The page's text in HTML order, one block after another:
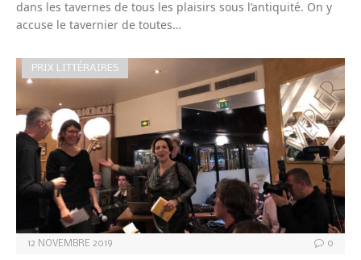
dans les tavernes de tous les plaisirs sous l’antiquité. On y
accuse le tavernier de toutes…
PRIX LITTÉRAIRES
12 NOVEMBRE 2019 0